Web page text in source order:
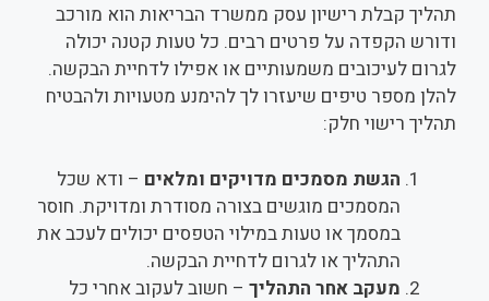
תהליך קבלת רישיון עסק ממשרד הבריאות הוא מורכב
ודורש הקפדה על פרטים רבים. כל טעות קטנה יכולה
לגרום לעיכובים משמעותיים או אפילו לדחיית הבקשה.
להלן מספר טיפים שיעזרו לך להימנע מטעויות ולהבטיח
תהליך רישוי חלק:
הגשת מסמכים מדויקים ומלאים – ודא שכל
המסמכים מוגשים בצורה מסודרת ומדויקת. חוסר
במסמך או טעות במילוי הטפסים יכולים לעכב את
התהליך או לגרום לדחיית הבקשה.
מעקב אחר התהליך – חשוב לעקוב אחרי כל